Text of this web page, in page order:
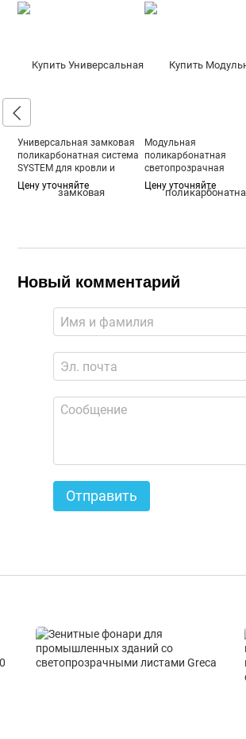
Универсальная замковая
поликарбонатная система
SYSTEM для кровли и
фасадов
Цену уточняйте
Модульная
поликарбонатная
светопрозрачная
кровельная система
REVERS
Цену уточняйте
Новый комментарий
Отправить